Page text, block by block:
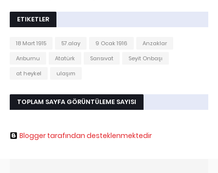
ETIKETLER
18 Mart 1915 57.alay 9 Ocak 1916
Anzaklar
Arıburnu
Atatürk Sarısıvat
Seyit Onbaşı
at heykel
ulaşım
TOPLAM SAYFA GÖRÜNTÜLEME SAYISI
Blogger tarafından desteklenmektedir